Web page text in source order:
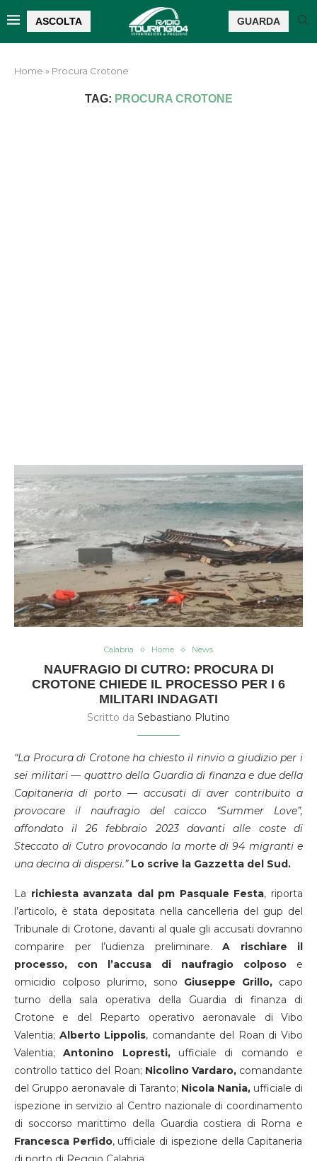
ASCOLTA GUARDA
Home » Procura Crotone
TAG: PROCURA CROTONE
Calabria Home News
NAUFRAGIO DI CUTRO: PROCURA DI
CROTONE CHIEDE IL PROCESSO PER I 6
MILITARI INDAGATI
Scritto da Sebastiano Plutino
“La Procura di Crotone ha chiesto il rinvio a giudizio per i
sei militari — quattro della Guardia di finanza e due della
Capitaneria di porto — accusati di aver contribuito a
provocare il naufragio del caicco “Summer Love”,
affondato il 26 febbraio 2023 davanti alle coste di
Steccato di Cutro provocando la morte di 94 migranti e
una decina di dispersi.” Lo scrive la Gazzetta del Sud.
La richiesta avanzata dal pm Pasquale Festa, riporta
l’articolo, è stata depositata nella cancelleria del gup del
Tribunale di Crotone, davanti al quale gli accusati dovranno
comparire per l’udienza preliminare. A rischiare il
processo, con l’accusa di naufragio colposo e
omicidio colposo plurimo, sono Giuseppe Grillo,capo
turno della sala operativa della Guardia di finanza di
Crotone e del Reparto operativo aeronavale di Vibo
Valentia; Alberto Lippolis, comandante del Roan di Vibo
Valentia; Antonino Lopresti,ufficiale di comando e
controllo tattico del Roan; Nicolino Vardaro,comandante
del Gruppo aeronavale di Taranto; Nicola Nania, ufficiale di
ispezione in servizio al Centro nazionale di coordinamento
di soccorso marittimo della Guardia costiera di Roma e
Francesca Perfido, ufficiale di ispezione della Capitaneria